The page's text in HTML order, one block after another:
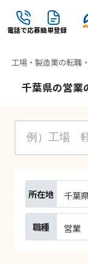
電話で応募簡単登録
工場・製造業の転職
千葉県の営業
所在地 千葉
職種 営業